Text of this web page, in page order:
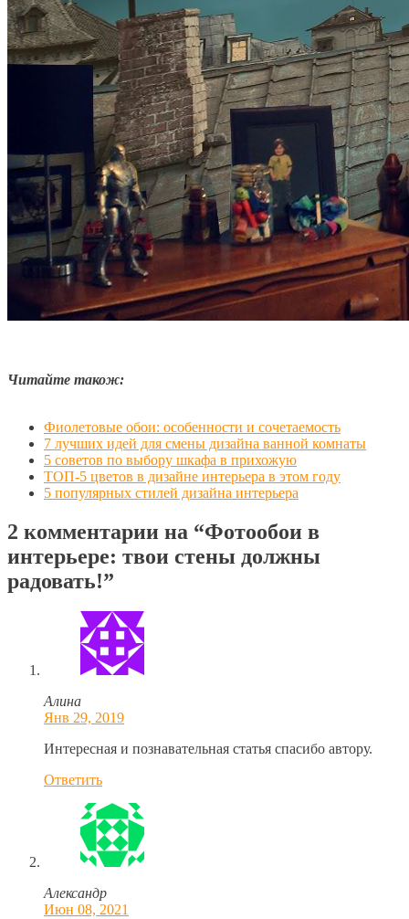
Читайте також:
Фиолетовые обои: особенности и сочетаемость
7 лучших идей для смены дизайна ванной комнаты
5 советов по выбору шкафа в прихожую
ТОП-5 цветов в дизайне интерьера в этом году
5 популярных стилей дизайна интерьера
2 комментарии на “Фотообои в
интерьере: твои стены должны
радовать!”
Алина
Янв 29, 2019
Интересная и познавательная статья спасибо автору.
Ответить
Александр
Июн 08, 2021